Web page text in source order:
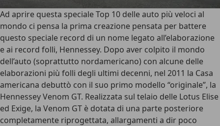
Ad aprire questa speciale Top 10 delle auto più veloci al
mondo ci pensa la prima creazione pensata per battere
questo speciale record di un nome legato all’elaborazione
e ai record folli, Hennessey. Dopo aver colpito il mondo
dell’auto (soprattutto nordamericano) con alcune delle
elaborazioni più folli degli ultimi decenni, nel 2011 la Casa
americana debuttò con il suo primo modello “originale”, la
Hennessey Venom GT. Realizzata sul telaio delle Lotus Elise
ed Exige, la Venom GT è dotata di una parte posteriore
completamente riprogettata, allargamenti a dir poco